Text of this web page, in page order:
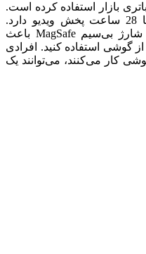
بازار استفاده کرده است.
این گوشی با یک بار شارژ کامل تا 28 ساعت پخش ویدیو دارد.
فناوری شارژ سریع و پشتیبانی از شارژ بی‌سیم MagSafe باعث
گوشی استفاده کنید. افرادی
کار می‌کنند، می‌توانند یک